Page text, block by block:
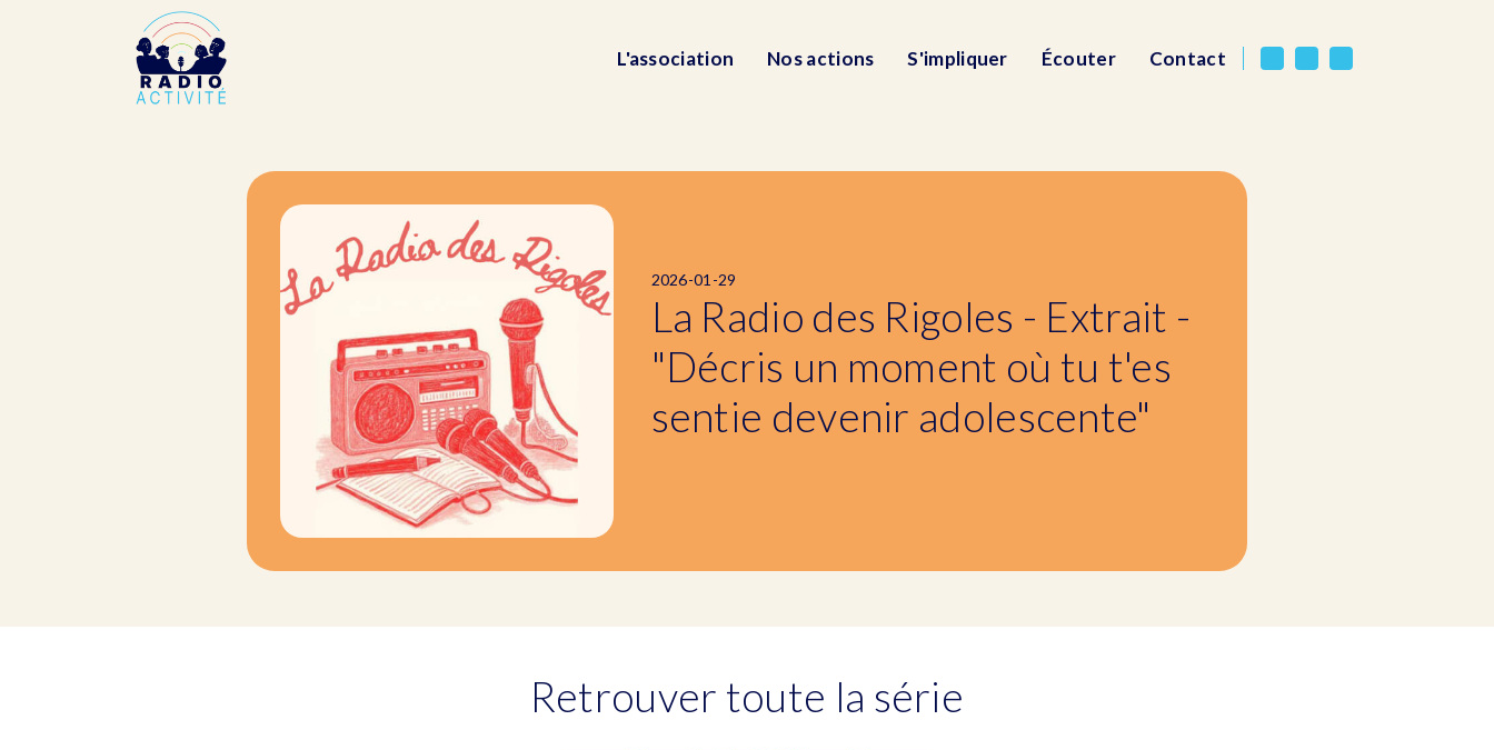
L'association Nos actions S'impliquer Écouter Contact
2026-01-29
La Radio des Rigoles - Extrait -
"Décris un moment où tu t'es
sentie devenir adolescente"
Retrouver toute la série